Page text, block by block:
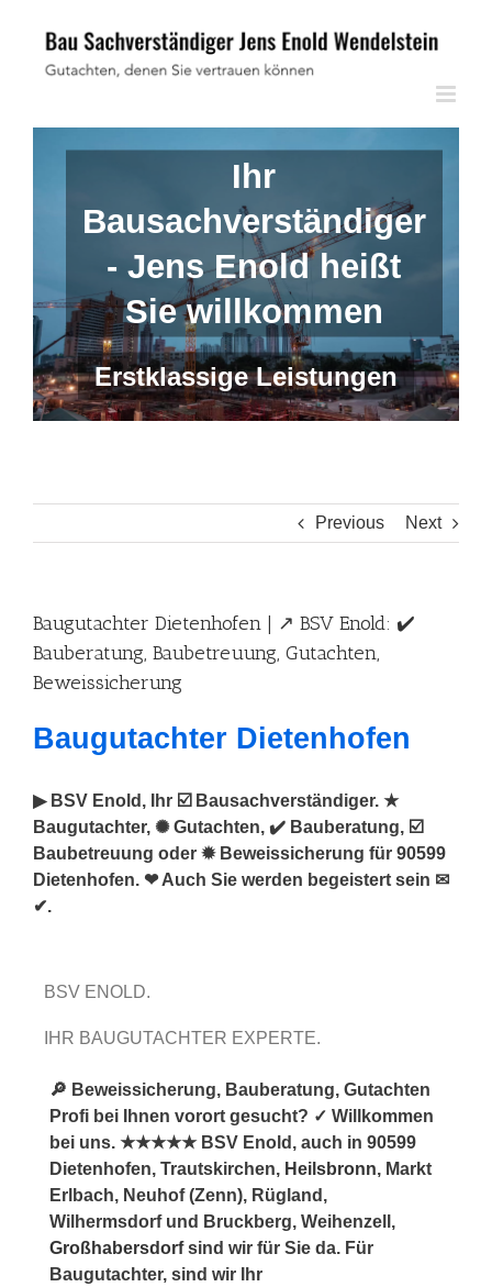
content
Ihr
Bausachverständiger
- Jens Enold heißt
Sie willkommen
Erstklassige Leistungen
Previous Next
Baugutachter Dietenhofen | ↗️ BSV Enold: ✔️
Bauberatung, Baubetreuung, Gutachten,
Beweissicherung
Baugutachter Dietenhofen
▶︎ BSV Enold, Ihr ☑️ Bausachverständiger. ★
Baugutachter, ✺ Gutachten, ✔️ Bauberatung, ☑️
Baubetreuung oder ✹ Beweissicherung für 90599
Dietenhofen. ❤ Auch Sie werden begeistert sein ✉
✔.
BSV ENOLD.
IHR BAUGUTACHTER EXPERTE.
🔎 Beweissicherung, Bauberatung, Gutachten
Profi bei Ihnen vorort gesucht? ✓ Willkommen
bei uns. ★★★★★ BSV Enold, auch in 90599
Dietenhofen, Trautskirchen, Heilsbronn, Markt
Erlbach, Neuhof (Zenn), Rügland,
Wilhermsdorf und Bruckberg, Weihenzell,
Großhabersdorfsind wir für Sie da. Für
Baugutachter, sind wir Ihr